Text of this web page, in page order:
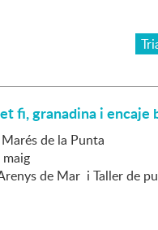
fi, granadina i encaje
de la Punta
de Mar i Taller de